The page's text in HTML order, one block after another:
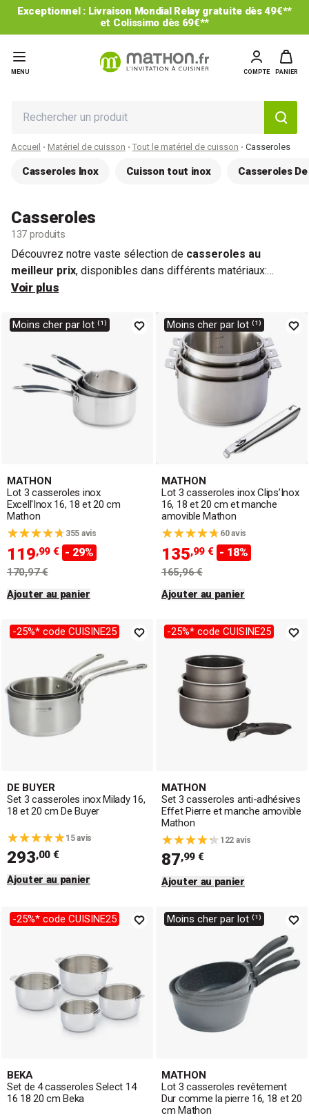
-25% sur le 2ème et les suivants* : code CUISINE25
MENU COMPTE PANIER
Accueil Matériel de cuisson Tout le matériel de cuisson Casseroles
Casseroles Inox Cuisson tout inox Casseroles
Casseroles
137 produits
Découvrez notre vaste sélection de casseroles au
meilleur prix, disponibles dans différents matériaux:
casseroles en inox
Nous avons une large sélection decasseroles
. Nous proposons également des
modèles avec
manche amoviblepour un rangement facile,
ou avec manche fixe pour plus de stabilité. Nous vous
proposons plus de 30 marques, dont
Mathon,Cristel
De Buyer. Et pour encore plus d'économies,
casseroles par lot.
Voir plus
Moins cher par lot ⁽¹⁾
MATHON
Lot 3 casseroles inox
Excell'Inox 16, 18 et 20 cm
Mathon
355 avis
119,99 € - 29%
170,97 €
Ajouter au panier
Moins cher par lot ⁽¹⁾
MATHON
Lot 3 casseroles inox Clips’Inox
16, 18 et 20 cm et manche
amovible Mathon
60 avis
135,99 € - 18%
165,96 €
Ajouter au panier
-25%* code CUISINE25
DE BUYER
Set 3 casseroles inox Milady 16,
18 et 20 cm De Buyer
15 avis
293,00 €
Ajouter au panier
-25%* code CUISINE25
MATHON
Set 3 casseroles anti-adhésives
Effet Pierre et manche amovible
Mathon
122 avis
87,99 €
Ajouter au panier
-25%* code CUISINE25
BEKA
Set de 4 casseroles Select 14
16 18 20 cm Beka
Moins cher par lot ⁽¹⁾
MATHON
Lot 3 casseroles revêtement
Dur comme la pierre 16, 18 et 20
cm Mathon